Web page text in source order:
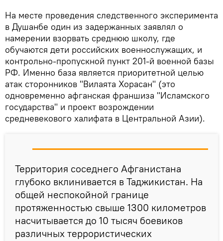
На месте проведения следственного эксперимента
в Душанбе один из задержанных заявлял о
намерении взорвать среднюю школу, где
обучаются дети российских военнослужащих, и
контрольно-пропускной пункт 201-й военной базы
РФ. Именно база является приоритетной целью
атак сторонников "Вилаята Хорасан" (это
одновременно афганская франшиза "Исламского
государства" и проект возрождении
средневекового халифата в Центральной Азии).
Территория соседнего Афганистана
глубоко вклинивается в Таджикистан. На
общей неспокойной границе
протяженностью свыше 1300 километров
насчитывается до 10 тысяч боевиков
различных террористических